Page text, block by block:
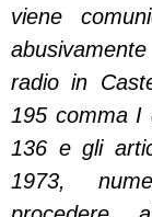
viene
radio in
195 comma I
136 e gli
1973,